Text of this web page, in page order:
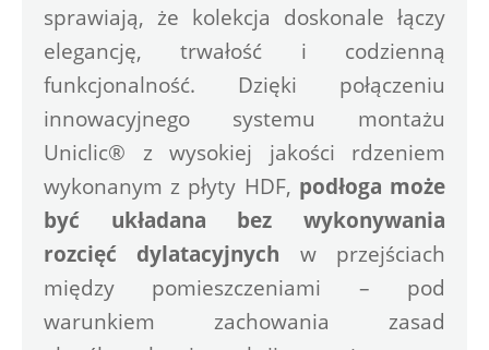
sprawiają, że kolekcja doskonale łączy
elegancję, trwałość i codzienną
funkcjonalność. Dzięki połączeniu
innowacyjnego systemu montażu
Uniclic® z wysokiej jakości rdzeniem
wykonanym z płyty HDF, podłoga może
być układana bez wykonywania
rozcięć dylatacyjnych w przejściach
między pomieszczeniami – pod
warunkiem zachowania zasad